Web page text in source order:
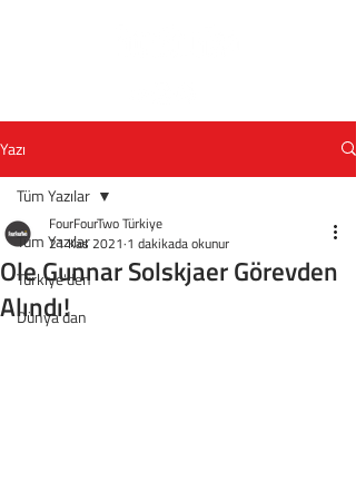
Yazı
Tüm Yazılar
Türkiye'den
Dünya'dan
Tüm Yazılar
Ole Gunnar Solskjaer Görevden
Alındı!
FourFourTwo Türkiye
21 Kas 2021 1 dakikada okunur